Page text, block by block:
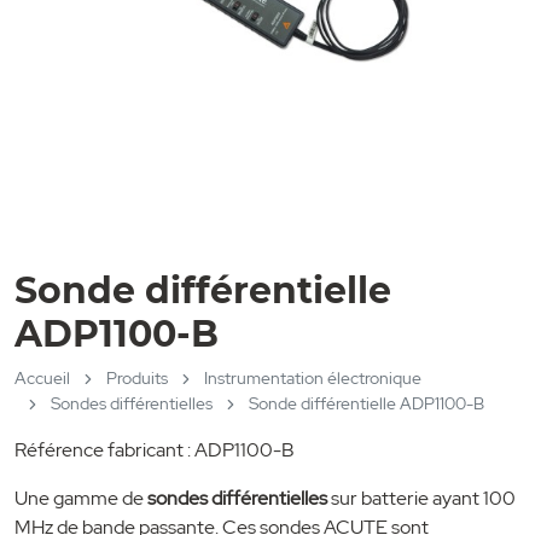
Sonde différentielle
ADP1100-B
Accueil Produits
Instrumentation électronique
Sondes différentielles
Sonde différentielle ADP1100-B
Référence fabricant : ADP1100-B
Une gamme desondes différentiellessur batterie ayant 100
MHz de bande passante. Ces sondes ACUTE sont